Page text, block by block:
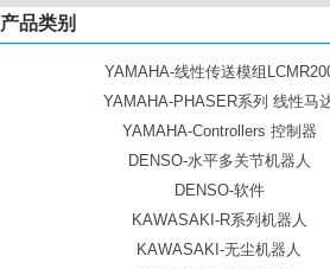
产品类别
YAMAHA-线性传送模组
YAMAHA-PHASER系列 线性马
YAMAHA-Controllers 控制器
DENSO-水平多关节机器人
DENSO-软件
KAWASAKI-R系列机器人
KAWASAKI-无尘机器人